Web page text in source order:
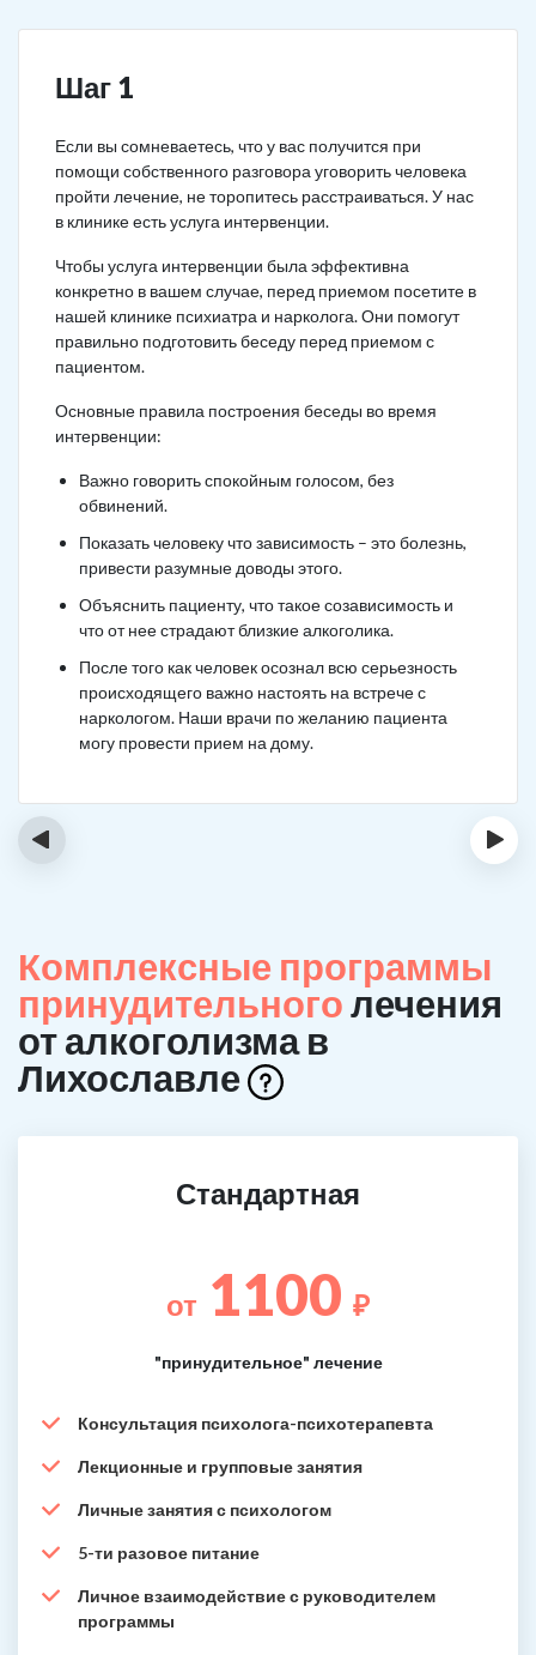
Шаг 1
Если вы сомневаетесь, что у вас получится при
помощи собственного разговора уговорить человека
пройти лечение, не торопитесь расстраиваться. У нас
в клинике есть услуга интервенции.
Чтобы услуга интервенции была эффективна
конкретно в вашем случае, перед приемом посетите в
нашей клинике психиатра и нарколога. Они помогут
правильно подготовить беседу перед приемом с
пациентом.
Основные правила построения беседы во время
интервенции:
Важно говорить спокойным голосом, без
обвинений.
Показать человеку что зависимость – это болезнь,
привести разумные доводы этого.
Объяснить пациенту, что такое созависимость и
что от нее страдают близкие алкоголика.
После того как человек осознал всю серьезность
происходящего важно настоять на встрече с
наркологом. Наши врачи по желанию пациента
могу провести прием на дому.
‹ ›
Комплексные программы
принудительноголечения
от алкоголизма в
Лихославле
Стандартная
от 1100 ₽
"принудительное" лечение
Консультация психолога-психотерапевта
Лекционные и групповые занятия
Личные занятия с психологом
5-ти разовое питание
Личное взаимодействие с руководителем
программы